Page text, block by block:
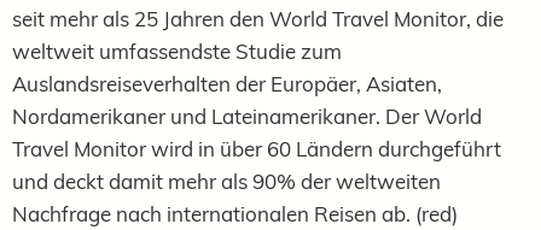
seit mehr als 25 Jahren den World Travel Monitor, die
weltweit umfassendste Studie zum
Auslandsreiseverhalten der Europäer, Asiaten,
Nordamerikaner und Lateinamerikaner. Der World
Travel Monitor wird in über 60 Ländern durchgeführt
und deckt damit mehr als 90% der weltweiten
Nachfrage nach internationalen Reisen ab. (red)